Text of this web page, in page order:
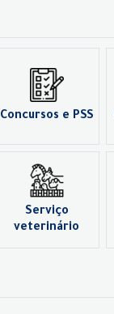
Concursos e PSS
Serviço
veterinário